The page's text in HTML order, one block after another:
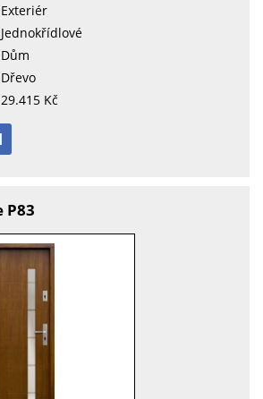
Exteriér
Jednokřídlové
Dům
Dřevo
29.415 Kč
P83